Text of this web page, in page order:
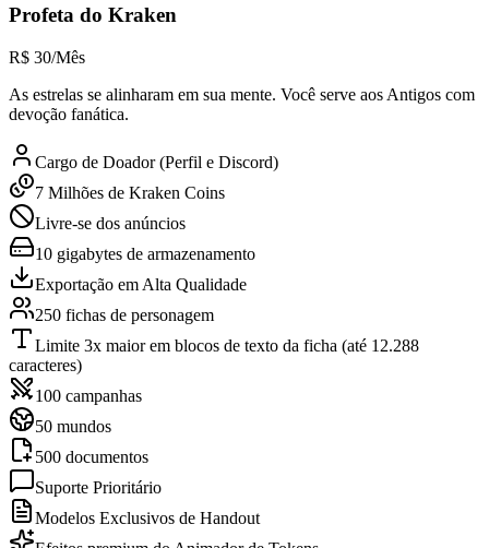
Profeta do Kraken
R$ 30/Mês
As estrelas se alinharam em sua mente. Você serve aos Antigos com
devoção fanática.
Cargo de Doador (Perfil e Discord)
7 Milhões de Kraken Coins
Livre-se dos anúncios
10 gigabytes de armazenamento
Exportação em Alta Qualidade
250 fichas de personagem
Limite 3x maior em blocos de texto da ficha (até 12.288
caracteres)
100 campanhas
50 mundos
500 documentos
Suporte Prioritário
Modelos Exclusivos de Handout